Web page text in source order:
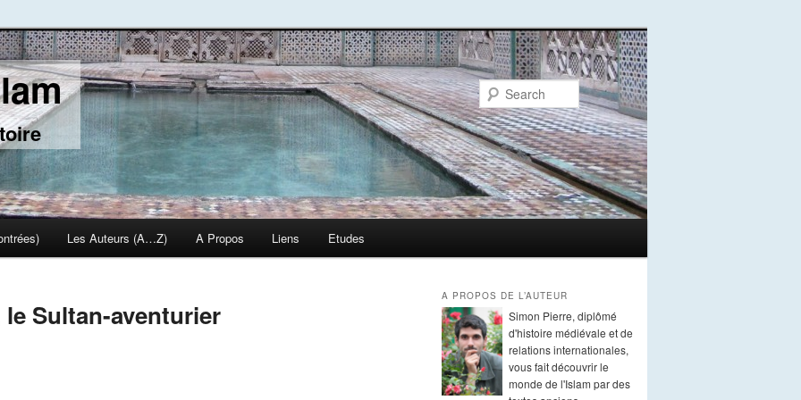
Search
Les Auteurs (A…Z) A Propos Liens Etudes
Sultan-aventurier
A PROPOS DE L’AUTEUR
Simon Pierre, diplômé
d'histoire médiévale et de
relations internationales,
vous fait découvrir le
monde de l'Islam par des